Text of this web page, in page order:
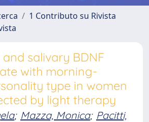
1 Contributo su Rivista
salivary BDNF
with morning-
type in women
by light therapy
; Mazza, Monica; Pacitti,